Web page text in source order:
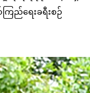
ြည်ရေးခရီးစဉ်